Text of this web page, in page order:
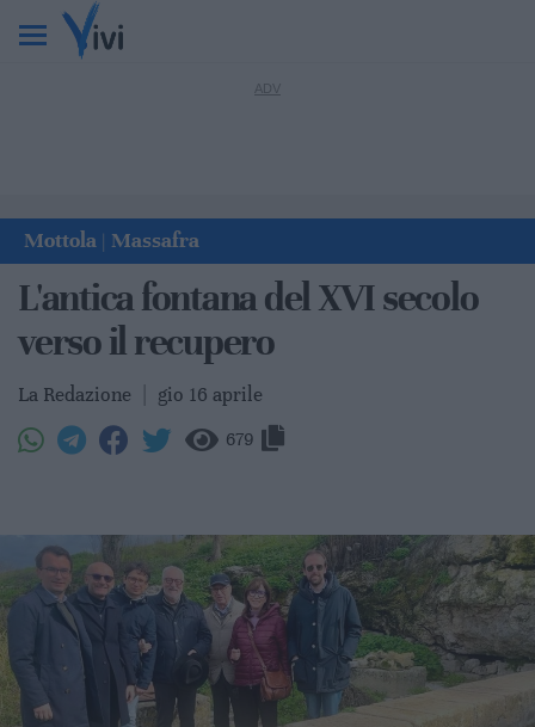
Mottola Massafra
L'antica fontana del XVI secolo
verso il recupero
La Redazione gio 16 aprile
679